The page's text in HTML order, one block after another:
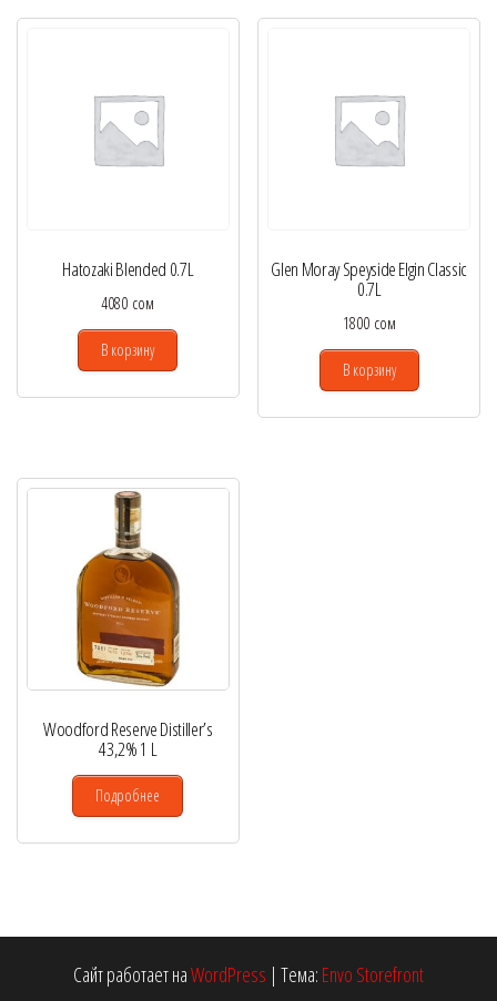
Hatozaki Blended 0.7L
4080 сом
В корзину
Glen Moray Speyside Elgin Classic
0.7L
1800 сом
В корзину
Woodford Reserve Distiller’s
43,2% 1 L
Подробнее
Сайт работает наWordPress | Тема: Envo Storefront